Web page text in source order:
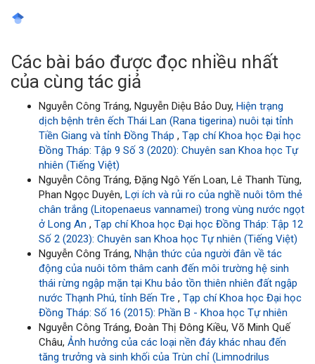
Các bài báo được đọc nhiều nhất
của cùng tác giả
Nguyễn Công Tráng, Nguyễn Diệu Bảo Duy, Hiện trạng
dịch bệnh trên ếch Thái Lan (Rana tigerina) nuôi tại tỉnh
Tiền Giang và tỉnh Đồng Tháp , Tạp chí Khoa học Đại học
Đồng Tháp: Tập 9 Số 3 (2020): Chuyên san Khoa học Tự
nhiên (Tiếng Việt)
Nguyễn Công Tráng, Đặng Ngô Yến Loan, Lê Thanh Tùng,
Phan Ngọc Duyên, Lợi ích và rủi ro của nghề nuôi tôm thẻ
chân trắng (Litopenaeus vannamei) trong vùng nước ngọt
ở Long An , Tạp chí Khoa học Đại học Đồng Tháp: Tập 12
Số 2 (2023): Chuyên san Khoa học Tự nhiên (Tiếng Việt)
Nguyễn Công Tráng, Nhận thức của người đân về tác
động của nuôi tôm thâm canh đến môi trường hệ sinh
thái rừng ngập mặn tại Khu bảo tồn thiên nhiên đất ngập
nước Thạnh Phú, tỉnh Bến Tre , Tạp chí Khoa học Đại học
Đồng Tháp: Số 16 (2015): Phần B - Khoa học Tự nhiên
Nguyễn Công Tráng, Đoàn Thị Đông Kiều, Võ Minh Quế
Châu, Ảnh hưởng của các loại nền đáy khác nhau đến
tăng trưởng và sinh khối của Trùn chỉ (Limnodrilus